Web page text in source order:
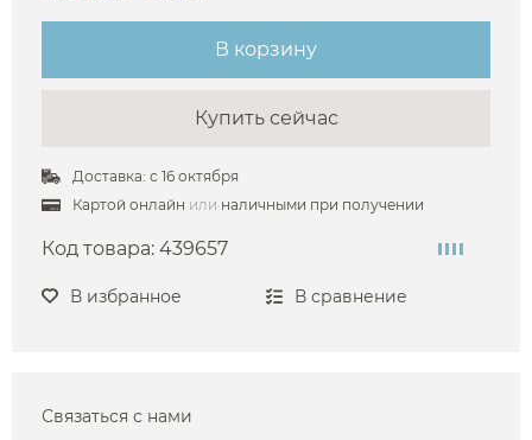
В корзину
Купить сейчас
Доставка: с 16 октября
Картой онлайн или наличными при получении
Код товара: 439657
В избранное В сравнение
Связаться с нами